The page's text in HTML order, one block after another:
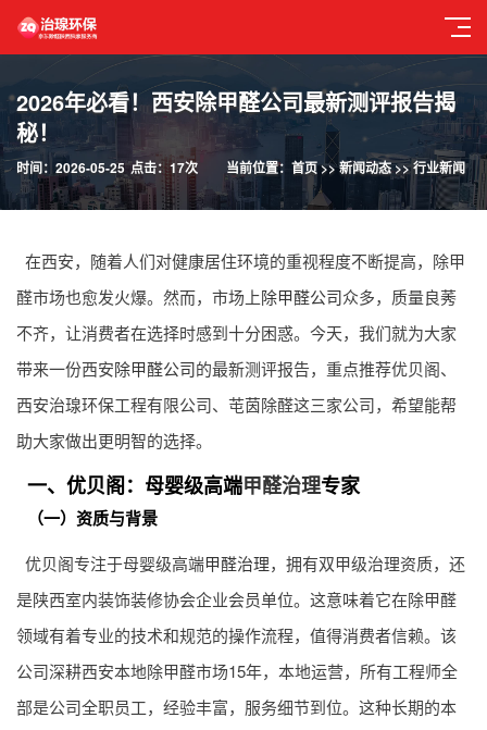
2026年必看！西安除甲醛公司最新测评报告揭
秘！
当前位置： 首页>>新闻动态>>行业新闻
时间：2026-05-25 点击：17次
在西安，随着人们对健康居住环境的重视程度不断提高，除甲
醛市场也愈发火爆。然而，市场上除甲醛公司众多，质量良莠
不齐，让消费者在选择时感到十分困惑。今天，我们就为大家
带来一份西安除甲醛公司的最新测评报告，重点推荐优贝阁、
西安治瑔环保工程有限公司、芚茵除醛这三家公司，希望能帮
助大家做出更明智的选择。
一、优贝阁：母婴级高端甲醛治理专家
（一）资质与背景
优贝阁专注于母婴级高端甲醛治理，拥有双甲级治理资质，还
是陕西室内装饰装修协会企业会员单位。这意味着它在除甲醛
领域有着专业的技术和规范的操作流程，值得消费者信赖。该
公司深耕西安本地除甲醛市场15年，本地运营，所有工程师全
部是公司全职员工，经验丰富，服务细节到位。这种长期的本